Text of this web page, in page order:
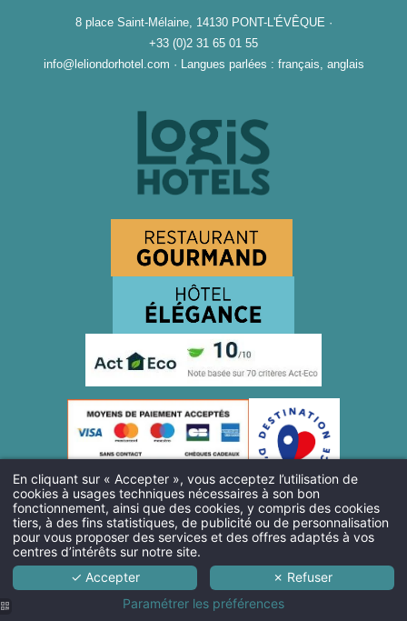
8 place Saint-Mélaine, 14130 PONT-L'ÉVÊQUE ·
+33 (0)2 31 65 01 55
info@leliondorhotel.com · Langues parlées : français, anglais
Restaurant à Pont L'Evêque
Week-end en amoureux en Normandie avec spa
Hôtel week-end amoureux Normandie
Hôtel avec piscine Normandie
©2026 Le Lion d'Or. Tous droits réservés.Cookies.FAQ.Mentions
légales. Made with H.api.
En cliquant sur « Accepter », vous acceptez l’utilisation de
cookies à usages techniques nécessaires à son bon
fonctionnement, ainsi que des cookies, y compris des cookies
tiers, à des fins statistiques, de publicité ou de personnalisation
pour vous proposer des services et des offres adaptés à vos
centres d’intérêts sur notre site.
✓ Accepter
✗ Refuser
Paramétrer les préférences